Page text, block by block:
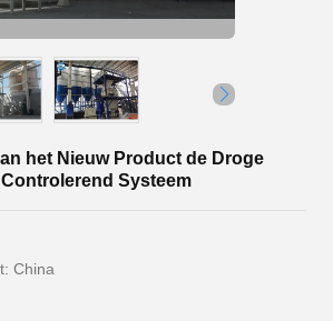
het Nieuw Product de Droge
Systeem
China